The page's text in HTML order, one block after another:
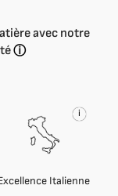
avec notre
ⓘ
i
Italienne